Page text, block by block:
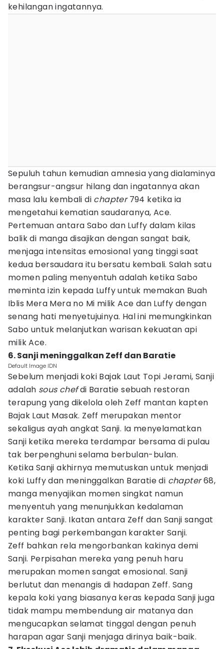
kehilangan ingatannya.
Sepuluh tahun kemudian amnesia yang dialaminya
berangsur-angsur hilang dan ingatannya akan
masa lalu kembali di chapter794 ketika ia
mengetahui kematian saudaranya, Ace.
Pertemuan antara Sabo dan Luffy dalam kilas
balik di manga disajikan dengan sangat baik,
menjaga intensitas emosional yang tinggi saat
kedua bersaudara itu bersatu kembali. Salah satu
momen paling menyentuh adalah ketika Sabo
meminta izin kepada Luffy untuk memakan Buah
Iblis Mera Mera no Mi milik Ace dan Luffy dengan
senang hati menyetujuinya. Hal ini memungkinkan
Sabo untuk melanjutkan warisan kekuatan api
milik Ace.
6. Sanji meninggalkan Zeff dan Baratie
Default Image IDN
Sebelum menjadi koki Bajak Laut Topi Jerami, Sanji
adalah sous chefdi Baratie sebuah restoran
terapung yang dikelola oleh Zeff mantan kapten
Bajak Laut Masak. Zeff merupakan mentor
sekaligus ayah angkat Sanji. Ia menyelamatkan
Sanji ketika mereka terdampar bersama di pulau
tak berpenghuni selama berbulan-bulan.
Ketika Sanji akhirnya memutuskan untuk menjadi
koki Luffy dan meninggalkan Baratie di chapter68,
manga menyajikan momen singkat namun
menyentuh yang menunjukkan kedalaman
karakter Sanji. Ikatan antara Zeff dan Sanji sangat
penting bagi perkembangan karakter Sanji.
Zeff bahkan rela mengorbankan kakinya demi
Sanji. Perpisahan mereka yang penuh haru
merupakan momen sangat emosional. Sanji
berlutut dan menangis di hadapan Zeff. Sang
kepala koki yang biasanya keras kepada Sanji juga
tidak mampu membendung air matanya dan
mengucapkan selamat tinggal dengan penuh
harapan agar Sanji menjaga dirinya baik-baik.